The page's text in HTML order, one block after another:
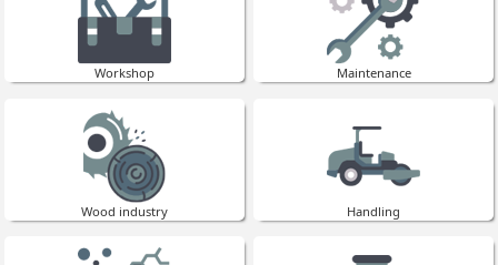
Workshop
Wood industry
Maintenance
Handling